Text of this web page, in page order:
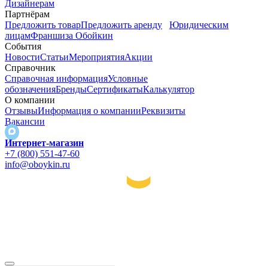
Дизайнерам
Партнёрам
Предложить товарПредложить аренду
Юридическим
лицамФраншиза Обойкин
События
НовостиСтатьиМероприятияАкции
Справочник
Справочная информацияУсловные
обозначенияБрендыСертификатыКалькулятор
О компании
ОтзывыИнформация о компанииРеквизиты
Вакансии
Интернет-магазин
+7 (800) 551-47-60
info@oboykin.ru